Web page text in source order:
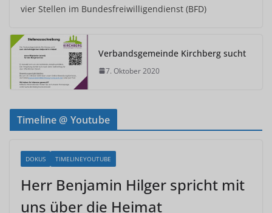
vier Stellen im Bundesfreiwilligendienst (BFD)
Verbandsgemeinde Kirchberg sucht
7. Oktober 2020
Timeline @ Youtube
DOKUS TIMELINEYOUTUBE
Herr Benjamin Hilger spricht mit
uns über die Heimat